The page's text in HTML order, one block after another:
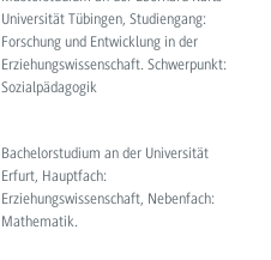
Universität Tübingen, Studiengang:
Forschung und Entwicklung in der
Erziehungswissenschaft. Schwerpunkt:
Sozialpädagogik
Bachelorstudium an der Universität
Erfurt, Hauptfach:
Erziehungswissenschaft, Nebenfach:
Mathematik.